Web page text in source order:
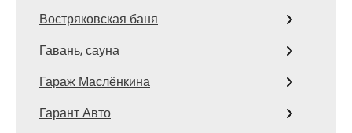
Востряковская баня
Гавань, сауна
Гараж Маслёнкина
Гарант Авто